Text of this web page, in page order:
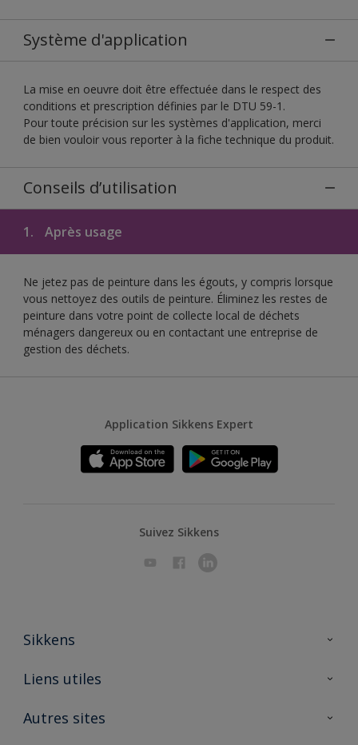
Système d'application
La mise en oeuvre doit être effectuée dans le respect des
conditions et prescription définies par le DTU 59-1.
Pour toute précision sur les systèmes d'application, merci
de bien vouloir vous reporter à la fiche technique du produit.
Conseils d’utilisation
1. Après usage
Ne jetez pas de peinture dans les égouts, y compris lorsque
vous nettoyez des outils de peinture. Éliminez les restes de
peinture dans votre point de collecte local de déchets
ménagers dangereux ou en contactant une entreprise de
gestion des déchets.
Application Sikkens Expert
Suivez Sikkens
Sikkens
A propos de Sikkens
Liens utiles
Ouvrir un magasin PASS
Autres sites